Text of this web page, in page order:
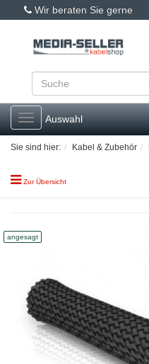
Wir beraten Sie gerne
Toggle
navigation
Auswahl
Sie sind hier: Kabel & Zubehör
Zur Übersicht
angesagt